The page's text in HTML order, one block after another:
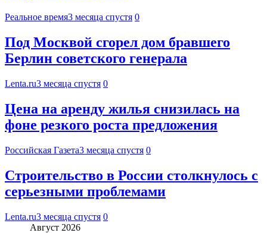
Реальное время3 месяца спустя 0
Под Москвой сгорел дом бравшего
Берлин советского генерала
Lenta.ru3 месяца спустя 0
Цена на аренду жилья снизилась на
фоне резкого роста предложения
Российская Газета3 месяца спустя 0
Строительство в России столкнулось с
серьезными проблемами
Lenta.ru3 месяца спустя 0
Август 2026